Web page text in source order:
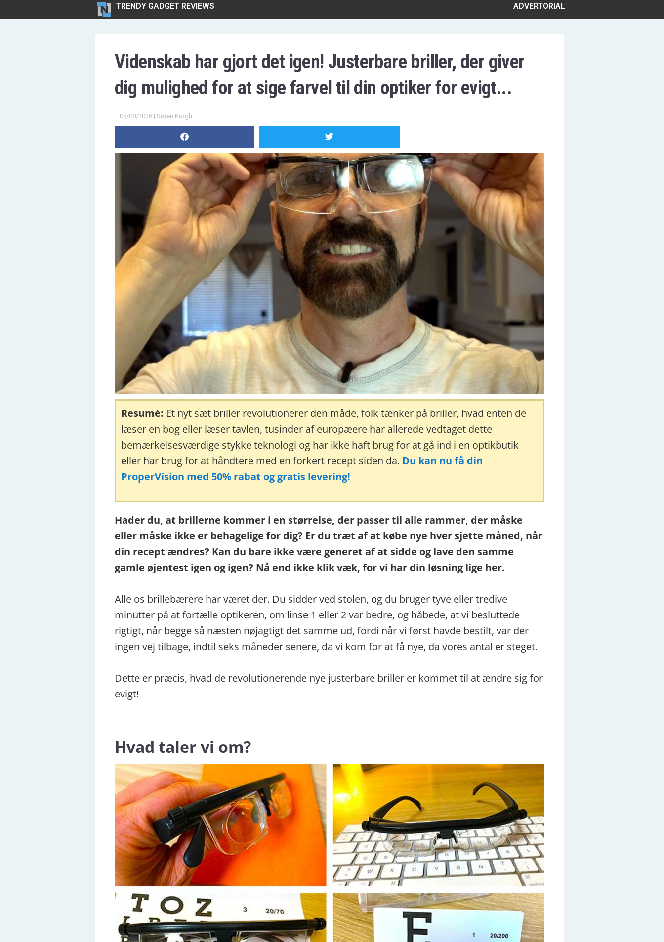
TRENDY GADGET REVIEWS ADVERTORIAL
Videnskab har gjort det igen! Justerbare briller, der giver
dig mulighed for at sige farvel til din optiker for evigt...
05/08/2026 | Søren Krogh
Resumé: Et nyt sæt briller revolutionerer den måde, folk tænker på briller, hvad enten de
læser en bog eller læser tavlen, tusinder af europæere har allerede vedtaget dette
bemærkelsesværdige stykke teknologi og har ikke haft brug for at gå ind i en optikbutik
eller har brug for at håndtere med en forkert recept siden da. Du kan nu få din
ProperVision med 50% rabat og gratis levering!
Hader du, at brillerne kommer i en størrelse, der passer til alle rammer, der måske
eller måske ikke er behagelige for dig? Er du træt af at købe nye hver sjette måned, når
din recept ændres? Kan du bare ikke være generet af at sidde og lave den samme
gamle øjentest igen og igen? Nå end ikke klik væk, for vi har din løsning lige her.
Alle os brillebærere har været der. Du sidder ved stolen, og du bruger tyve eller tredive
minutter på at fortælle optikeren, om linse 1 eller 2 var bedre, og håbede, at vi besluttede
rigtigt, når begge så næsten nøjagtigt det samme ud, fordi når vi først havde bestilt, var der
ingen vej tilbage, indtil seks måneder senere, da vi kom for at få nye, da vores antal er steget.
Dette er præcis, hvad de revolutionerende nye justerbare briller er kommet til at ændre sig for
evigt!
Hvad taler vi om?